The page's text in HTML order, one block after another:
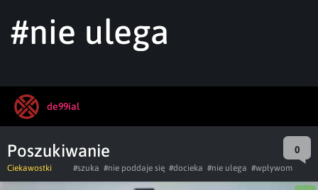
#nie ulega
de99ial
Poszukiwanie 0
Ciekawostki #szuka #nie poddaje się #docieka #nie ulega #wpływom